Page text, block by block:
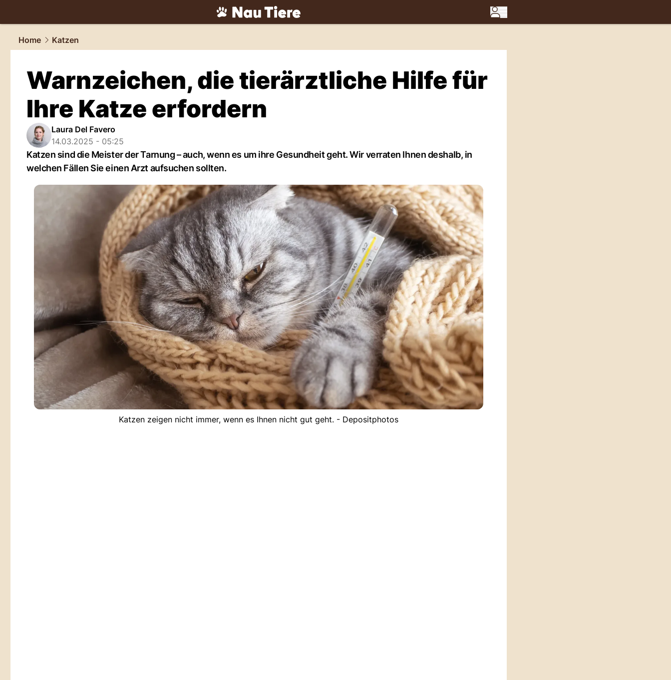
tiere.NAU.ch
Home
Katzen
Warnzeichen, die tierärztliche Hilfe für
Ihre Katze erfordern
Laura Del Favero
14.03.2025 - 05:25
Katzen sind die Meister der Tarnung – auch, wenn es um ihre Gesundheit geht. Wir verraten Ihnen deshalb, in
welchen Fällen Sie einen Arzt aufsuchen sollten.
Katzen zeigen nicht immer, wenn es Ihnen nicht gut geht. - Depositphotos